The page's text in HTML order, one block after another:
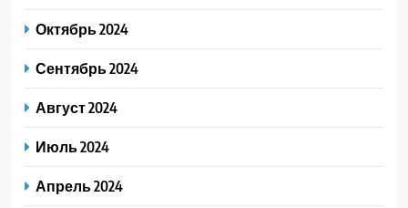
Октябрь 2024
Сентябрь 2024
Август 2024
Июль 2024
Апрель 2024